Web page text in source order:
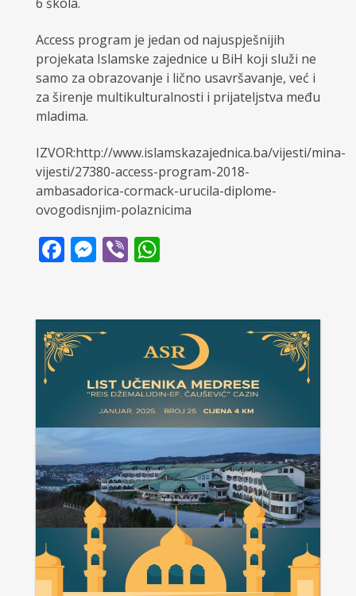
Access program je jedan od najuspješnijih
projekata Islamske zajednice u BiH koji služi ne
samo za obrazovanje i lično usavršavanje, već i
za širenje multikulturalnosti i prijateljstva među
mladima.
IZVOR:http://www.islamskazajednica.ba/vijesti/mina-
vijesti/27380-access-program-2018-
ambasadorica-cormack-urucila-diplome-
ovogodisnjim-polaznicima
Facebook
Messenger
ViberWhatsApp